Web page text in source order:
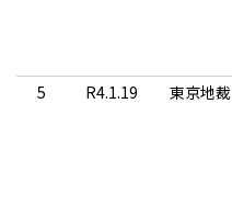
5
R4.1.19 東京地裁